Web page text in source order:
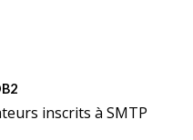
inscrits à SMTP